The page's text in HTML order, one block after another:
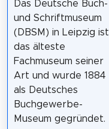
Das Deutsche Buch-
und Schriftmuseum
(DBSM) in Leipzig ist
das älteste
Fachmuseum seiner
Art und wurde 1884
als Deutsches
Buchgewerbe-
Museum gegründet.